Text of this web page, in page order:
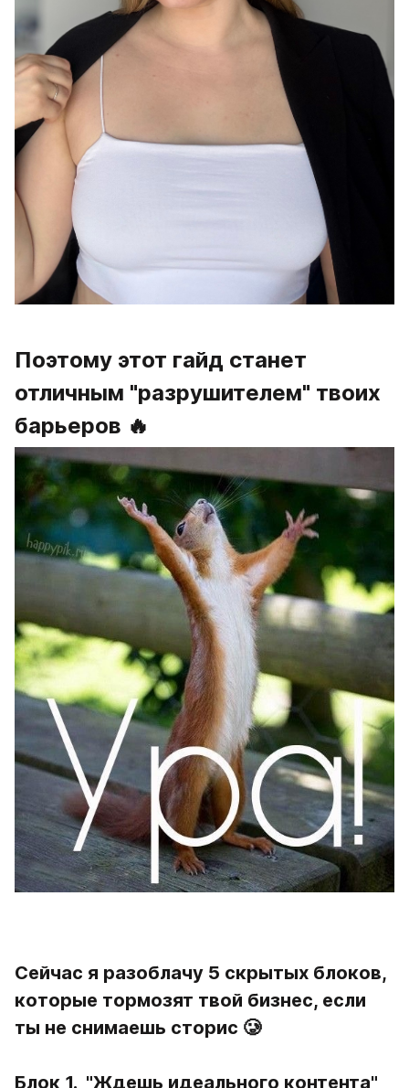
Поэтому этот гайд станет
отличным "разрушителем" твоих
барьеров 🔥
Сейчас я разоблачу 5 скрытых блоков,
которые тормозят твой бизнес, если
ты не снимаешь сторис 🥲
Блок 1.  "Ждешь идеального контента"